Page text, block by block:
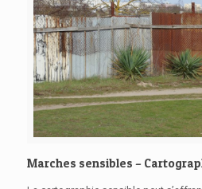
Marches sensibles –